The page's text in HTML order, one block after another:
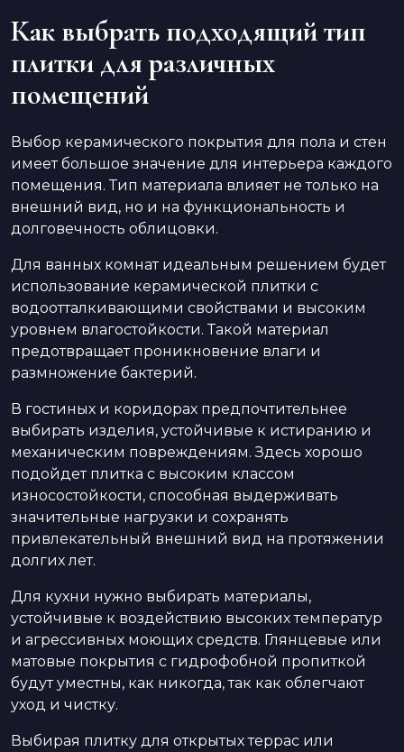
Как выбрать подходящий тип
плитки для различных
помещений
Выбор керамического покрытия для пола и стен
имеет большое значение для интерьера каждого
помещения. Тип материала влияет не только на
внешний вид, но и на функциональность и
долговечность облицовки.
Для ванных комнат идеальным решением будет
использование керамической плитки с
водоотталкивающими свойствами и высоким
уровнем влагостойкости. Такой материал
предотвращает проникновение влаги и
размножение бактерий.
В гостиных и коридорах предпочтительнее
выбирать изделия, устойчивые к истиранию и
механическим повреждениям. Здесь хорошо
подойдет плитка с высоким классом
износостойкости, способная выдерживать
значительные нагрузки и сохранять
привлекательный внешний вид на протяжении
долгих лет.
Для кухни нужно выбирать материалы,
устойчивые к воздействию высоких температур
и агрессивных моющих средств. Глянцевые или
матовые покрытия с гидрофобной пропиткой
будут уместны, как никогда, так как облегчают
уход и чистку.
Выбирая плитку для открытых террас или